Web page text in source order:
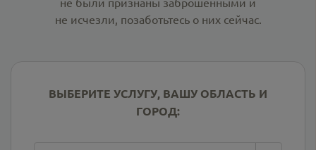
не исчезли, позаботьтесь о них сейчас.
ВЫБЕРИТЕ УСЛУГУ, ВАШУ ОБЛАСТЬ И
ГОРОД: